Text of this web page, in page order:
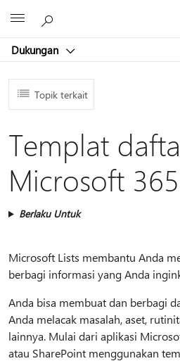
Dukungan
Topik terkait
Templat
Microsoft 365
Berlaku Untuk
Microsoft Lists membantu Anda
berbagi informasi yang Anda
Anda bisa membuat dan berbagi
Anda melacak masalah, aset,
lainnya. Mulai dari aplikasi
atau SharePoint menggunakan